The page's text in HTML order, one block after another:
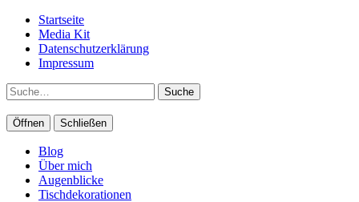
Startseite
Media Kit
Datenschutzerklärung
Impressum
Suche
Öffnen Schließen
Blog
Über mich
Augenblicke
Tischdekorationen